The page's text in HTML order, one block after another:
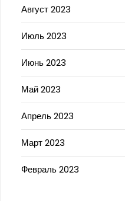
Август 2023
Июль 2023
Июнь 2023
Май 2023
Апрель 2023
Март 2023
Февраль 2023